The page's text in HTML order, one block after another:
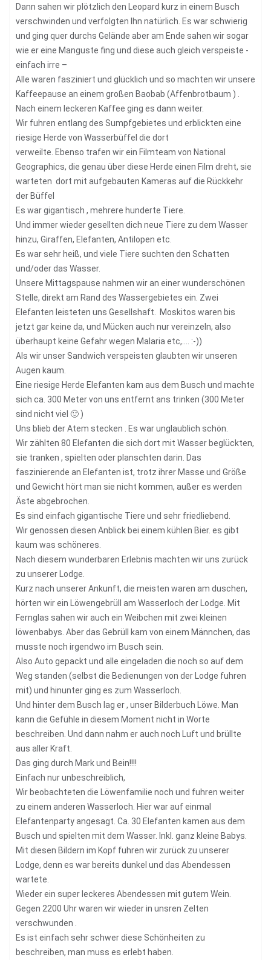
Dann sahen wir plötzlich den Leopard kurz in einem Busch
verschwinden und verfolgten Ihn natürlich. Es war schwierig
und ging quer durchs Gelände aber am Ende sahen wir sogar
wie er eine Manguste fing und diese auch gleich verspeiste -
einfach irre –
Alle waren fasziniert und glücklich und so machten wir unsere
Kaffeepause an einem großen Baobab (Affenbrotbaum ) .
Nach einem leckeren Kaffee ging es dann weiter.
Wir fuhren entlang des Sumpfgebietes und erblickten eine
riesige Herde von Wasserbüffel die dort
verweilte. Ebenso trafen wir ein Filmteam von National
Geographics, die genau über diese Herde einen Film dreht, sie
warteten dort mit aufgebauten Kameras auf die Rückkehr
der Büffel
Es war gigantisch , mehrere hunderte Tiere.
Und immer wieder gesellten dich neue Tiere zu dem Wasser
hinzu, Giraffen, Elefanten, Antilopen etc.
Es war sehr heiß, und viele Tiere suchten den Schatten
und/oder das Wasser.
Unsere Mittagspause nahmen wir an einer wunderschönen
Stelle, direkt am Rand des Wassergebietes ein. Zwei
Elefanten leisteten uns Gesellshaft. Moskitos waren bis
jetzt gar keine da, und Mücken auch nur vereinzeln, also
überhaupt keine Gefahr wegen Malaria etc,…. :-))
Als wir unser Sandwich verspeisten glaubten wir unseren
Augen kaum.
Eine riesige Herde Elefanten kam aus dem Busch und machte
sich ca. 300 Meter von uns entfernt ans trinken (300 Meter
sind nicht viel 🙂 )
Uns blieb der Atem stecken . Es war unglaublich schön.
Wir zählten 80 Elefanten die sich dort mit Wasser beglückten,
sie tranken , spielten oder planschten darin. Das
faszinierende an Elefanten ist, trotz ihrer Masse und Größe
und Gewicht hört man sie nicht kommen, außer es werden
Äste abgebrochen.
Es sind einfach gigantische Tiere und sehr friedliebend.
Wir genossen diesen Anblick bei einem kühlen Bier. es gibt
kaum was schöneres.
Nach diesem wunderbaren Erlebnis machten wir uns zurück
zu unserer Lodge.
Kurz nach unserer Ankunft, die meisten waren am duschen,
hörten wir ein Löwengebrüll am Wasserloch der Lodge. Mit
Fernglas sahen wir auch ein Weibchen mit zwei kleinen
löwenbabys. Aber das Gebrüll kam von einem Männchen, das
musste noch irgendwo im Busch sein.
Also Auto gepackt und alle eingeladen die noch so auf dem
Weg standen (selbst die Bedienungen von der Lodge fuhren
mit) und hinunter ging es zum Wasserloch.
Und hinter dem Busch lag er , unser Bilderbuch Löwe. Man
kann die Gefühle in diesem Moment nicht in Worte
beschreiben. Und dann nahm er auch noch Luft und brüllte
aus aller Kraft.
Das ging durch Mark und Bein!!!!
Einfach nur unbeschreiblich,
Wir beobachteten die Löwenfamilie noch und fuhren weiter
zu einem anderen Wasserloch. Hier war auf einmal
Elefantenparty angesagt. Ca. 30 Elefanten kamen aus dem
Busch und spielten mit dem Wasser. Inkl. ganz kleine Babys.
Mit diesen Bildern im Kopf fuhren wir zurück zu unserer
Lodge, denn es war bereits dunkel und das Abendessen
wartete.
Wieder ein super leckeres Abendessen mit gutem Wein.
Gegen 2200 Uhr waren wir wieder in unsren Zelten
verschwunden .
Es ist einfach sehr schwer diese Schönheiten zu
beschreiben, man muss es erlebt haben.